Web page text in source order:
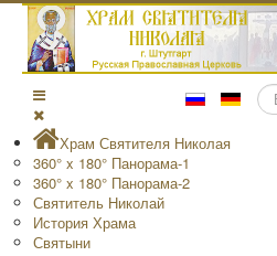
Храм Святителя Николая
360° x 180° Панорама-1
360° x 180° Панорама-2
Святитель Николай
История Храма
Святыни